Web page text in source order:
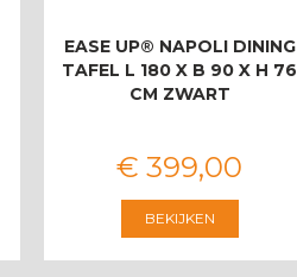
EASE UP® NAPOLI DINING
TAFEL L 180 X B 90 X H 76
CM ZWART
€ 399,00
BEKIJKEN